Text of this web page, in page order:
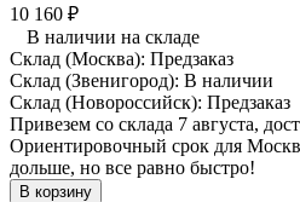
10 160 ₽
В наличии на складе
Склад (Москва): Предзаказ
Склад (Звенигород): В наличии
Склад (Новороссийск): Предзаказ
Привезем со склада 7 августа,
Ориентировочный срок для
дольше, но все равно быстро!
В корзину